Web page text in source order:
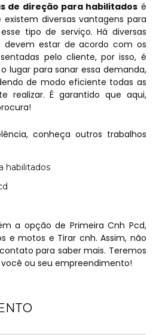
de direção para habilitados é
diversas vantagens para
tipo de serviço. Há diversas
devem estar de acordo com os
pelo cliente, por isso, é
lugar para sanar essa demanda,
de modo eficiente todas as
realizar. É garantido que aqui,
conheça outros trabalhos
habilitados
a opção de Primeira Cnh Pcd,
e motos e Tirar cnh. Assim, não
para saber mais. Teremos
ou seu empreendimento!